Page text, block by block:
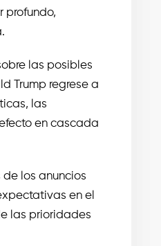
profundo,
las posibles
Trump regrese a
las
en cascada
los anuncios
en el
las prioridades